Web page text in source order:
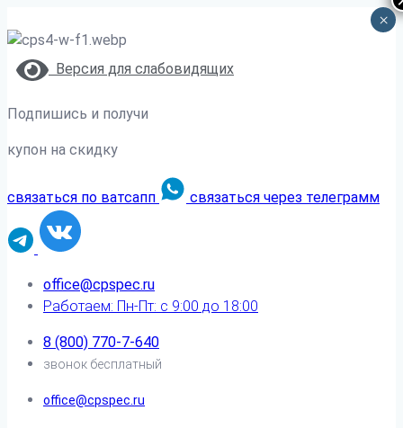
Версия для слабовидящих
Подпишись и получи
купон на скидку
связаться по ватсапп связаться через телеграмм
office@cpspec.ru
Работаем: Пн-Пт: с 9:00 до 18:00
8 (800) 770-7-640
звонок бесплатный
office@cpspec.ru
×